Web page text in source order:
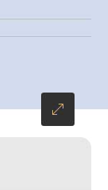
jornada de
y
valiosos